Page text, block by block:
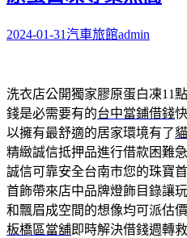
2024-01-31汽車旅館admin
洗衣店公開獨家膠原蛋白凍11
錢是必需要有的台中當鋪借錢
以擁有最舒適的居家環境有了
精緻誠信抵押品進行借款困難
誠信可靠安全台南市您的珠寶
首飾帶來店中品牌燈飾目錄讓
和飄眉成空間的想像均可派估
板橋區當舖即時解決借錢週轉